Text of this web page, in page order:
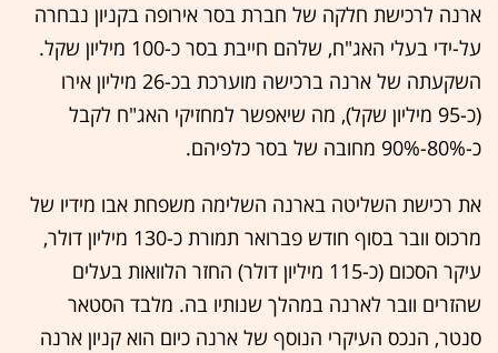
ארנה לרכישת חלקה של חברת בסר אירופה בקניון נבחרה
על-ידי בעלי האג"ח, שלהם חייבת בסר כ-100 מיליון שקל.
השקעתה של ארנה ברכישה מוערכת בכ-26 מיליון אירו
(כ-95 מיליון שקל), מה שיאפשר למחזיקי האג"ח לקבל
כ-80%-90% מחובה של בסר כלפיהם.
את רכישת השליטה בארנה השלימה משפחת אבו מידיו של
מרכוס וובר בסוף חודש פברואר תמורת כ-130 מיליון דולר,
עיקר הסכום (כ-115 מיליון דולר) החזר הלוואות בעלים
שהזרים וובר לארנה במהלך שנותיו בה. מלבד הסטאר
סנטר, הנכס העיקרי הנוסף של ארנה כיום הוא קניון ארנה